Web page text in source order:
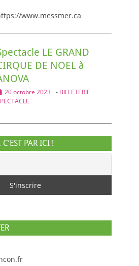
www.messmer.ca
LE GRAND
DE NOEL à
20 octobre 2023 - BILLETERIE
PAR ICI !